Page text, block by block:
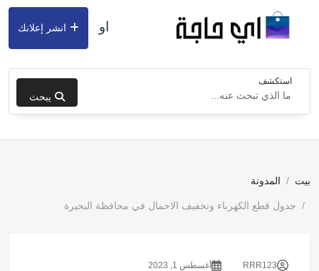
استكشف
يبحث
او انشر إعلانك
بيت المدونة
جدول قطع الكهرباء وتخفيف الاحمال في محافظة البحيرة
RRR123 أغسطس 1, 2023